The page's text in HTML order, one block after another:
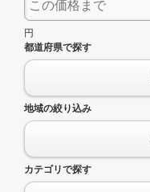
円
都道府県で探す
地域の絞り込み
カテゴリで探す